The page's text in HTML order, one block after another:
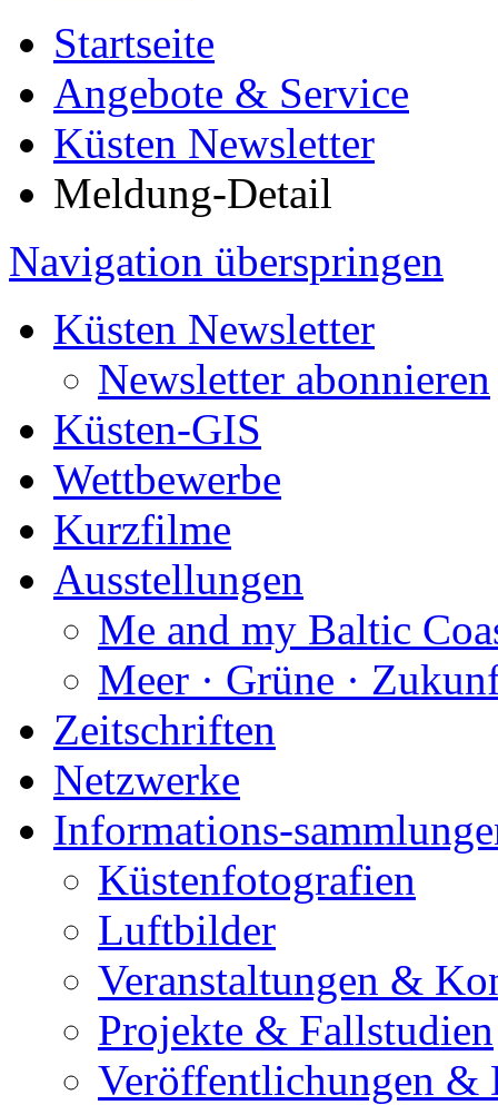
Startseite
Angebote & Service
Küsten Newsletter
Meldung-Detail
Navigation überspringen
Küsten Newsletter
Newsletter abonnieren
Küsten-GIS
Wettbewerbe
Kurzfilme
Ausstellungen
Me and my Baltic
Meer · Grüne ·
Zeitschriften
Netzwerke
Informations-
Küstenfotografien
Luftbilder
Veranstaltungen &
Projekte & Fallstudien
Veröffentlichungen &